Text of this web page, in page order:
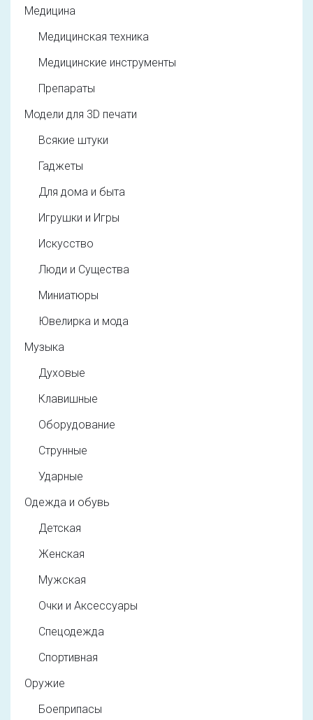
Медицина
Медицинская техника
Медицинские инструменты
Препараты
Модели для 3D печати
Всякие штуки
Гаджеты
Для дома и быта
Игрушки и Игры
Искусство
Люди и Существа
Миниатюры
Ювелирка и мода
Музыка
Духовые
Клавишные
Оборудование
Струнные
Ударные
Одежда и обувь
Детская
Женская
Мужская
Очки и Аксессуары
Спецодежда
Спортивная
Оружие
Боеприпасы